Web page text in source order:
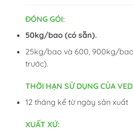
ĐÓNG GÓI:
50kg/bao (có sẵn).
25kg/bao và 600, 900kg/
trước).
THỜI HẠN SỬ DỤNG CỦA
12 tháng kể từ ngày sản xuất
XUẤT XỨ: